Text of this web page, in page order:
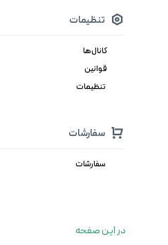
تنظیمات
کانال‌ها
قوانین
تنظیمات
سفارشات
سفارشات
در این صفحه